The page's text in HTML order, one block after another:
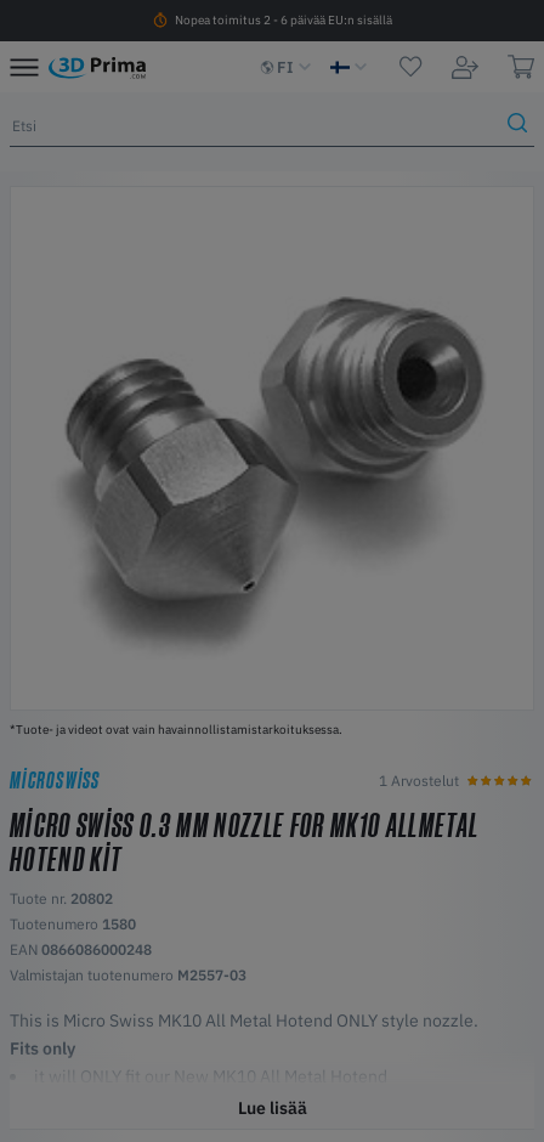
Nopea toimitus 2 - 6 päivää EU:n sisällä
FI
*Tuote- ja videot ovat vain havainnollistamistarkoituksessa.
MICROSWISS 1 Arvostelut
MICRO SWISS 0.3 MM NOZZLE FOR MK10 ALLMETAL
HOTEND KIT
Tuote nr. 20802
Tuotenumero 1580
EAN 0866086000248
Valmistajan tuotenumero M2557-03
This is Micro Swiss MK10 All Metal Hotend ONLY style nozzle.
Fits only
it will ONLY fit our New MK10 All Metal Hotend
Lue lisää